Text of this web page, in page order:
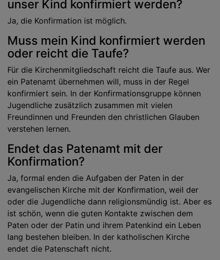
unser Kind konfirmiert werden?
Ja, die Konfirmation ist möglich.
Muss mein Kind konfirmiert werden
oder reicht die Taufe?
Für die Kirchenmitgliedschaft reicht die Taufe aus. Wer
ein Patenamt übernehmen will, muss in der Regel
konfirmiert sein. In der Konfirmationsgruppe können
Jugendliche zusätzlich zusammen mit vielen
Freundinnen und Freunden den christlichen Glauben
verstehen lernen.
Endet das Patenamt mit der
Konfirmation?
Ja, formal enden die Aufgaben der Paten in der
evangelischen Kirche mit der Konfirmation, weil der
oder die Jugendliche dann religionsmündig ist. Aber es
ist schön, wenn die guten Kontakte zwischen dem
Paten oder der Patin und ihrem Patenkind ein Leben
lang bestehen bleiben. In der katholischen Kirche
endet die Patenschaft nicht.